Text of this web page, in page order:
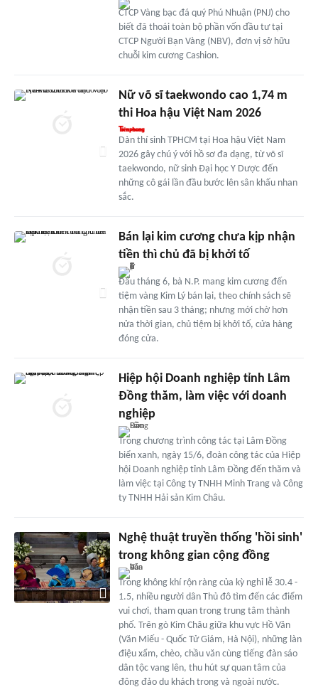
CTCP Vàng bạc đá quý Phú Nhuận (PNJ) cho
biết đã thoái toàn bộ phần vốn đầu tư tại
CTCP Người Bạn Vàng (NBV), đơn vị sở hữu
chuỗi kim cương Cashion.
Nữ võ sĩ taekwondo cao 1,74 m
thi Hoa hậu Việt Nam 2026
Dàn thí sinh TPHCM tại Hoa hậu Việt Nam
2026 gây chú ý với hồ sơ đa dạng, từ võ sĩ
taekwondo, nữ sinh Đại học Y Dược đến
những cô gái lần đầu bước lên sân khấu nhan
sắc.
Bán lại kim cương chưa kịp nhận
tiền thì chủ đã bị khởi tố
Đầu tháng 6, bà N.P. mang kim cương đến
tiệm vàng Kim Lý bán lại, theo chính sách sẽ
nhận tiền sau 3 tháng; nhưng mới chờ hơn
nửa thời gian, chủ tiệm bị khởi tố, cửa hàng
đóng cửa.
Hiệp hội Doanh nghiệp tỉnh Lâm
Đồng thăm, làm việc với doanh
nghiệp
Trong chương trình công tác tại Lâm Đồng
biển xanh, ngày 15/6, đoàn công tác của Hiệp
hội Doanh nghiệp tỉnh Lâm Đồng đến thăm và
làm việc tại Công ty TNHH Minh Trang và Công
ty TNHH Hải sản Kim Châu.
Nghệ thuật truyền thống 'hồi sinh'
trong không gian cộng đồng
Trong không khí rộn ràng của kỳ nghỉ lễ 30.4 -
1.5, nhiều người dân Thủ đô tìm đến các điểm
vui chơi, tham quan trong trung tâm thành
phố. Trên gò Kim Châu giữa khu vực Hồ Văn
(Văn Miếu - Quốc Tử Giám, Hà Nội), những làn
điệu xẩm, chèo, chầu văn cùng tiếng đàn sáo
dân tộc vang lên, thu hút sự quan tâm của
đông đảo du khách trong và ngoài nước.